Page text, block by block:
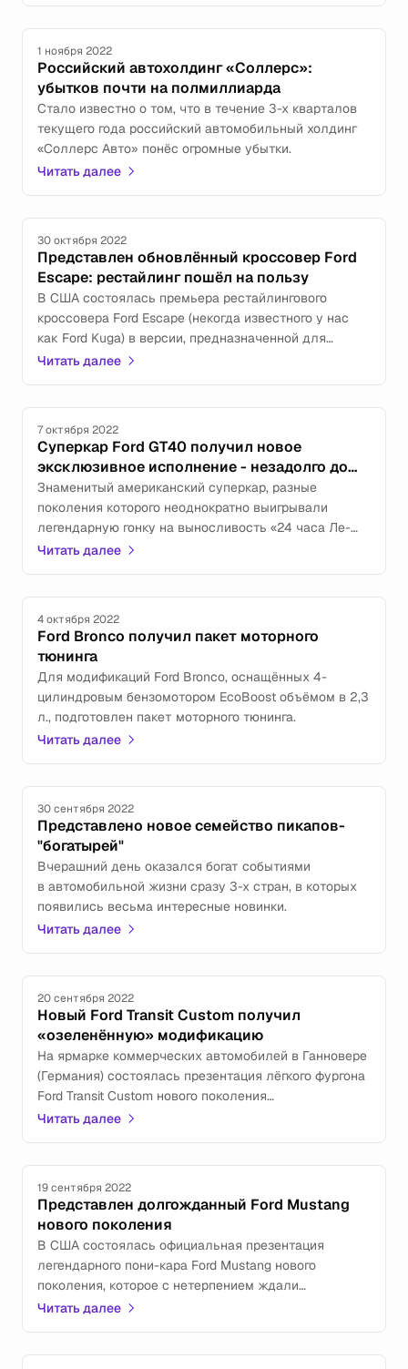
1 ноября 2022
Российский автохолдинг «Соллерс»:
убытков почти на полмиллиарда
Стало известно о том, что в течение 3-х кварталов
текущего года российский автомобильный холдинг
«Соллерс Авто» понёс огромные убытки.
Читать далее
30 октября 2022
Представлен обновлённый кроссовер Ford
Escape: рестайлинг пошёл на пользу
В США состоялась премьера рестайлингового
кроссовера Ford Escape (некогда известного у нас
как Ford Kuga) в версии, предназначенной для
местного авторынка.
Читать далее
7 октября 2022
Суперкар Ford GT40 получил новое
эксклюзивное исполнение - незадолго до
снятия с производства
Знаменитый американский суперкар, разные
поколения которого неоднократно выигрывали
легендарную гонку на выносливость «24 часа Ле-
Мана» и занимавшие на ней призовые места,
Читать далее
4 октября 2022
Ford Bronco получил пакет моторного
тюнинга
Для модификаций Ford Bronco, оснащённых 4-
цилиндровым бензомотором EcoBoost объёмом в 2,3
л., подготовлен пакет моторного тюнинга.
Читать далее
30 сентября 2022
Представлено новое семейство пикапов-
"богатырей"
Вчерашний день оказался богат событиями
в автомобильной жизни сразу 3-х стран, в которых
появились весьма интересные новинки.
Читать далее
20 сентября 2022
Новый Ford Transit Custom получил
«озеленённую» модификацию
На ярмарке коммерческих автомобилей в Ганновере
(Германия) состоялась презентация лёгкого фургона
Ford Transit Custom нового поколения
в электрифицированной модификации.
Читать далее
19 сентября 2022
Представлен долгожданный Ford Mustang
нового поколения
В США состоялась официальная презентация
легендарного пони-кара Ford Mustang нового
поколения, которое с нетерпением ждали
многочисленные поклонники этого автомобиля.
Читать далее